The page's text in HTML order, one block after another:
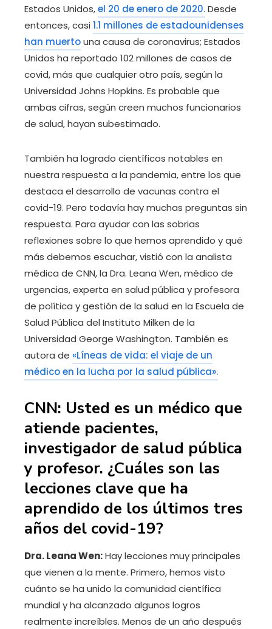
Estados Unidos,el 20 de enero de 2020.Desde
entonces, casi 1.1 millones de estadounidenses
han muertouna causa de coronavirus; Estados
Unidos ha reportado 102 millones de casos de
covid, más que cualquier otro país, según la
Universidad Johns Hopkins. Es probable que
ambas cifras, según creen muchos funcionarios
de salud, hayan subestimado.
También ha logrado científicos notables en
nuestra respuesta a la pandemia, entre los que
destaca el desarrollo de vacunas contra el
covid-19. Pero todavía hay muchas preguntas sin
respuesta. Para ayudar con las sobrias
reflexiones sobre lo que hemos aprendido y qué
más debemos escuchar, vistió con la analista
médica de CNN, la Dra. Leana Wen, médico de
urgencias, experta en salud pública y profesora
de política y gestión de la salud en la Escuela de
Salud Pública del Instituto Milken de la
Universidad George Washington. También es
autora de «Líneas de vida: el viaje de un
médico en la lucha por la salud pública».
CNN: Usted es un médico que
atiende pacientes,
investigador de salud pública
y profesor. ¿Cuáles son las
lecciones clave que ha
aprendido de los últimos tres
años del covid-19?
Dra. Leana Wen:Hay lecciones muy principales
que vienen a la mente. Primero, hemos visto
cuánto se ha unido la comunidad científica
mundial y ha alcanzado algunos logros
realmente increíbles. Menos de un año después